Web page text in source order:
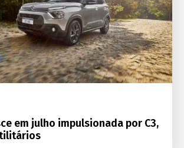
em julho impulsionada por C3,